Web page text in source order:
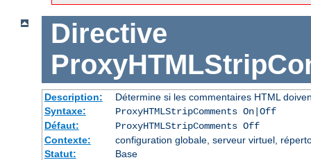
Directive
Description:
Détermine si les commentaires HTML
Syntaxe:
ProxyHTMLStripComments On|Off
Défaut:
ProxyHTMLStripComments Off
Contexte:
configuration globale, serveur virtuel,
Statut:
Base